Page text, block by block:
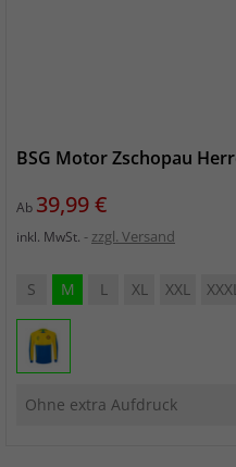
BSG Motor Zschopau
Ab Preis
39,99 €
inkl. MwSt. zzgl. Versand
S M L XL XXL